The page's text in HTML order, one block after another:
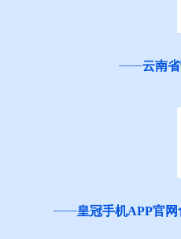
云南
皇冠手机APP官